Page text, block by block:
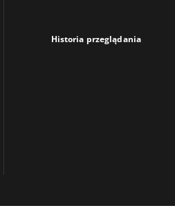
Historia przeglądania